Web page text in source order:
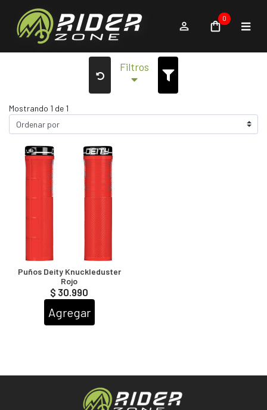
0
Filtros
Mostrando 1 de 1
Puños Deity Knuckleduster
Rojo
$ 30.990
Agregar